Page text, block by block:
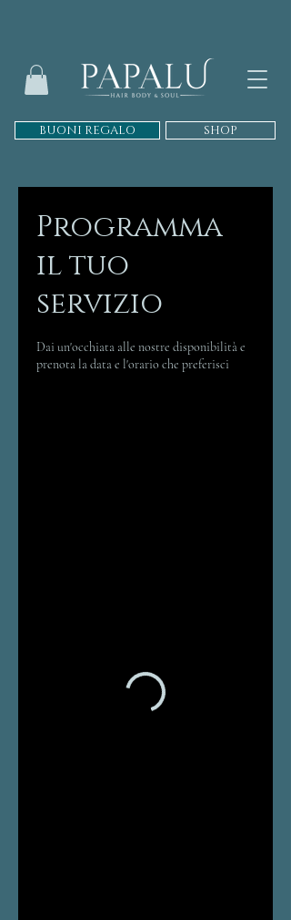
SHOP
BUONI REGALO
Programma
il tuo
servizio
Dai un'occhiata alle nostre disponibilità e
prenota la data e l'orario che preferisci